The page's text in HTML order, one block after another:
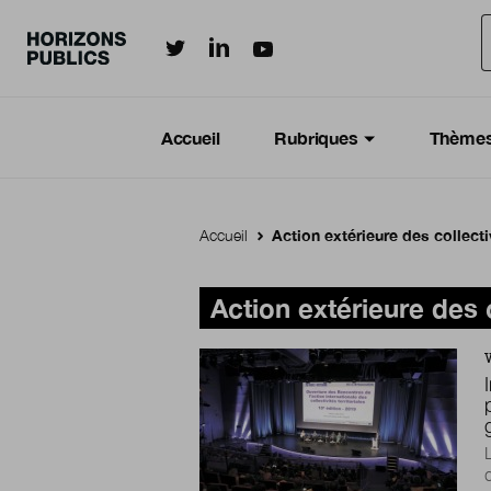
Horizonspublics.fr sur Twitter
Horizonspublics.fr sur LinkedIn
Horizonspublics.fr sur
Accueil Rubriques
Accueil Action extérieure des
Action extérieure